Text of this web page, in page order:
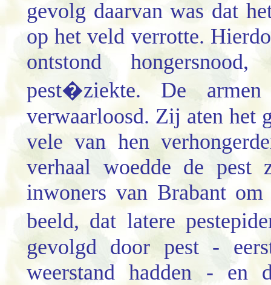
gevolg daarvan was dat
op het veld verrotte.
ontstond
pest�ziekte. De
verwaarloosd. Zij aten het
vele van hen
verhaal woedde de pest
inwoners van Brabant
beeld, dat latere
gevolgd door pest -
weerstand hadden -